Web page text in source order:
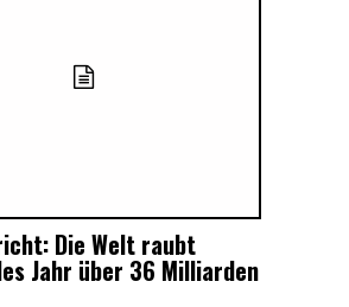
Die Welt raubt
Jahr über 36 Milliarden